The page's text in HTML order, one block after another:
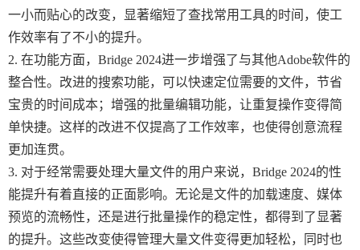
一小而贴心的改变，显著缩短了查找常用工具的时间，使工
作效率有了不小的提升。
2. 在功能方面，Bridge 2024进一步增强了与其他Adobe软件的
整合性。改进的搜索功能，可以快速定位需要的文件，节省
宝贵的时间成本；增强的批量编辑功能，让重复操作变得简
单快捷。这样的改进不仅提高了工作效率，也使得创意流程
更加连贯。
3. 对于经常需要处理大量文件的用户来说，Bridge 2024的性
能提升有着直接的正面影响。无论是文件的加载速度、媒体
预览的流畅性，还是进行批量操作的稳定性，都得到了显著
的提升。这些改变使得管理大量文件变得更加轻松，同时也